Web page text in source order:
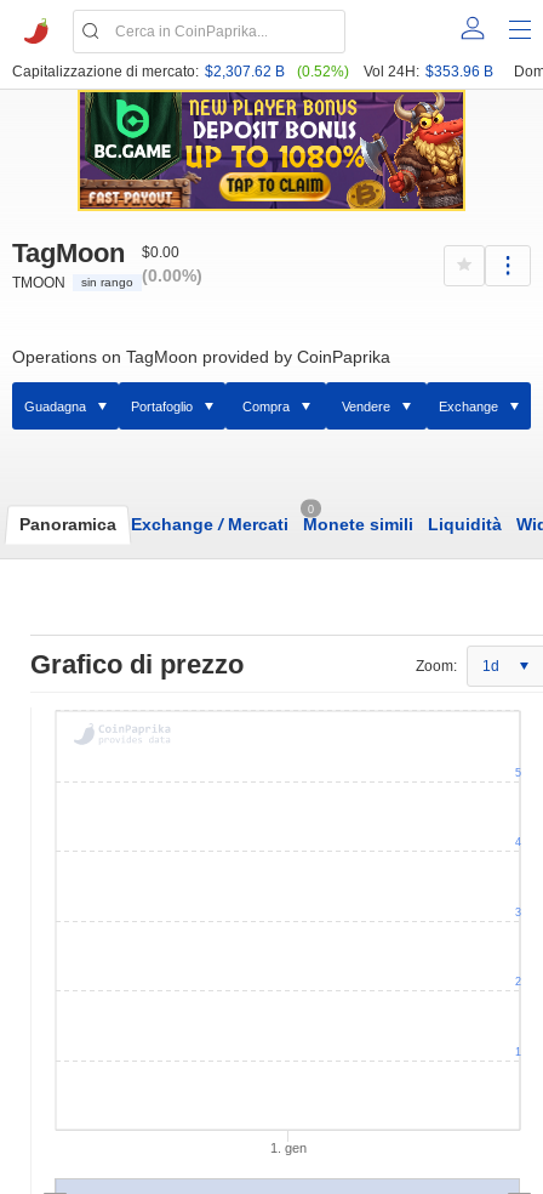
Capitalizzazione di mercato: $2,307.62 B (0.52%) Vol 24H: $353.96 B
TagMoon
TMOON sin rango
$0.00
(0.00%)
Operations on TagMoon provided by CoinPaprika
Guadagna Portafoglio Compra Vendere Exchange
Panoramica Exchange /Mercati
0
Monete simili Liquidità
Grafico di prezzo Zoom: 1d
1. gen
1
2
3
4
5